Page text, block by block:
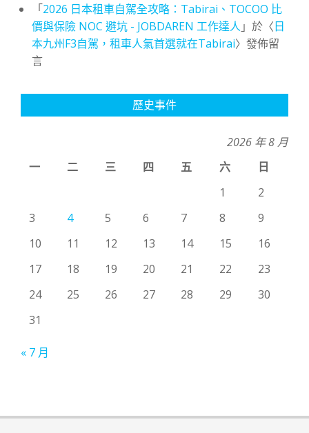
「2026 日本租車自駕全攻略：Tabirai、TOCOO 比
價與保險 NOC 避坑 - JOBDAREN 工作達人 」於〈日
本九州F3自駕，租車人氣首選就在Tabirai〉發佈留
言
歷史事件
2026 年 8 月
一
二 三 四 五 六
日
1
2
3
4 5 6 7 8
9
10
11 12 13 14 15
16
17
18 19 20 21 22
23
24
25 26 27 28 29
30
31
« 7 月